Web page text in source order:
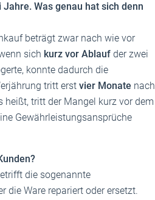
Was genau hat sich denn
beträgt zwar nach wie vor
sich kurz vor Ablauf der zwei
konnte dadurch die
tritt erst vier Monate nach
tritt der Mangel kurz vor dem
Gewährleistungsansprüche
die sogenannte
die Ware repariert oder ersetzt.